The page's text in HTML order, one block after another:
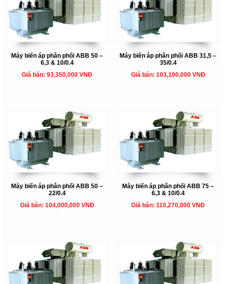
Máy biến áp phân phối ABB 50 –
6,3 & 10/0.4
Giá bán: 93,350,000 VNĐ
Máy biến áp phân phối ABB 31,5 –
35/0.4
Giá bán: 103,100,000 VNĐ
Máy biến áp phân phối ABB 50 –
22/0.4
Giá bán: 104,000,000 VNĐ
Máy biến áp phân phối ABB 75 –
6,3 & 10/0.4
Giá bán: 110,270,000 VNĐ